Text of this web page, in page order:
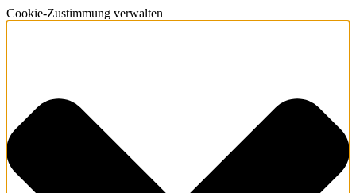
Cookie-Zustimmung verwalten